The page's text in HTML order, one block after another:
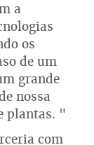
a
os
de um
grande
nossa
plantas. "
com